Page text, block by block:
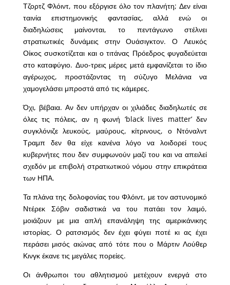
Τζορτζ Φλόιντ, που εξόργισε όλο τον πλανήτη; Δεν είναι
ταινία επιστημονικής φαντασίας, αλλά ενώ οι
διαδηλώσεις μαίνονται, το πεντάγωνο στέλνει
στρατιωτικές δυνάμεις στην Ουάσιγκτον. Ο Λευκός
Οίκος συσκοτίζεται και ο τιτάνας Πρόεδρος φυγαδεύεται
στο καταφύγιο. Δυο-τρεις μέρες μετά εμφανίζεται το ίδιο
αγέρωχος, προστάζοντας τη σύζυγο Μελάνια να
χαμογελάσει μπροστά από τις κάμερες.
Όχι, βέβαια. Αν δεν υπήρχαν οι χιλιάδες διαδηλωτές σε
όλες τις πόλεις, αν η φωνή ‘black lives matter’ δεν
συγκλόνιζε λευκούς, μαύρους, κίτρινους, ο Ντόναλντ
Τραμπ δεν θα είχε κανένα λόγο να λοιδορεί τους
κυβερνήτες που δεν συμφωνούν μαζί του και να απειλεί
σχεδόν με επιβολή στρατιωτικού νόμου στην επικράτεια
των ΗΠΑ.
Τα πλάνα της δολοφονίας του Φλόιντ, με τον αστυνομικό
Ντέρεκ Σόβιν σαδιστικά να του πατάει τον λαιμό,
μοιάζουν με μια απλή επανάληψη της αμερικάνικης
ιστορίας. Ο ρατσισμός δεν έχει φύγει ποτέ κι ας έχει
περάσει μισός αιώνας από τότε που ο Μάρτιν Λούθερ
Κινγκ έκανε τις μεγάλες πορείες.
Οι άνθρωποι του αθλητισμού μετέχουν ενεργά στο